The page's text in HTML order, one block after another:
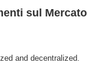
sul Mercato
and decentralized.